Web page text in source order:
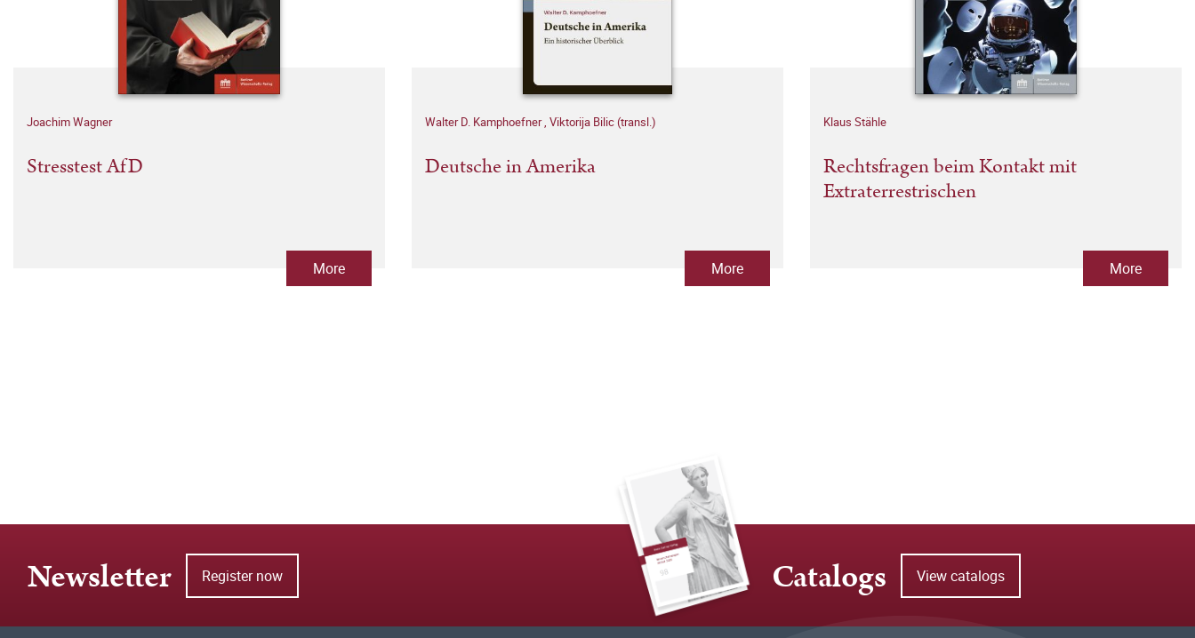
Joachim Wagner
Stresstest AfD
More
Walter D. Kamphoefner, Viktorija Bilic (transl.)
Deutsche in Amerika
More
Klaus Stähle
Rechtsfragen beim Kontakt mit
Extraterrestrischen
More
Newsletter Register now Catalogs View catalogs